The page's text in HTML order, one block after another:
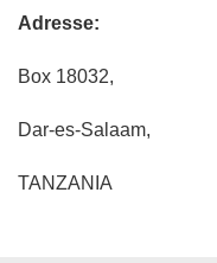
Adresse:
Box 18032,
Dar-es-Salaam,
TANZANIA